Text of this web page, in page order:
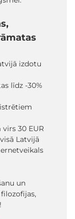
izdotu
līdz -30%
30 EUR
Latvijā
un